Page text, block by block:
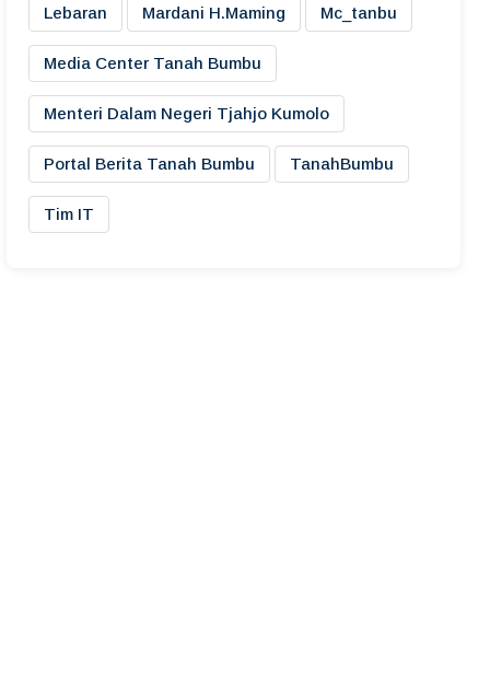
Lebaran Mardani H.maming Mc_tanbu
Media Center Tanah Bumbu
Menteri Dalam Negeri Tjahjo Kumolo
Portal Berita Tanah Bumbu TanahBumbu
Tim IT